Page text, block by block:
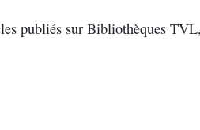
publiés sur Bibliothèques